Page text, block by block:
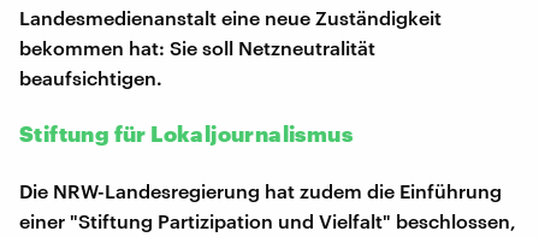
Landesmedienanstalt eine neue Zuständigkeit
bekommen hat: Sie soll Netzneutralität
beaufsichtigen.
Stiftung für Lokaljournalismus
Die NRW-Landesregierung hat zudem die Einführung
einer "Stiftung Partizipation und Vielfalt" beschlossen,